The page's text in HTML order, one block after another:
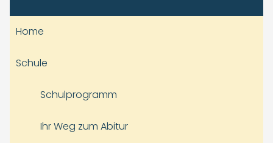
Home
Schule
Schulprogramm
Ihr Weg zum Abitur